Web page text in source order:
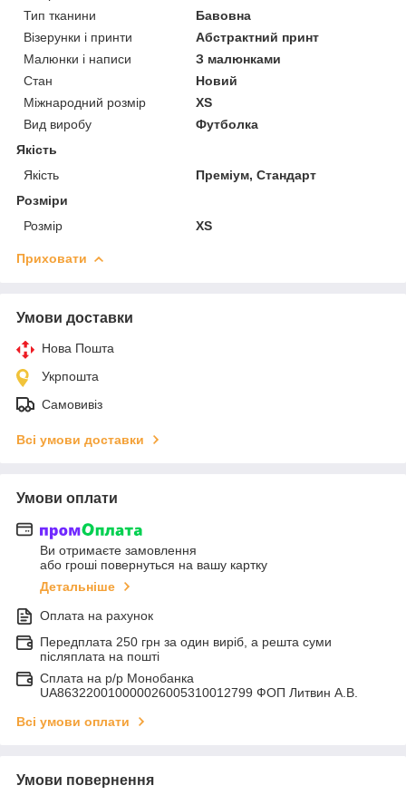
Тип тканини
Бавовна
Візерунки і принти
Абстрактний принт
Малюнки і написи
З малюнками
Стан
Новий
Міжнародний розмір
XS
Вид виробу
Футболка
Якість
Якість
Преміум, Стандарт
Розміри
Розмір
XS
Приховати
Умови доставки
Нова Пошта
Укрпошта
Самовивіз
Всі умови доставки
Умови оплати
Ви отримаєте замовлення
або гроші повернуться на вашу картку
Детальніше
Оплата на рахунок
Передплата 250 грн за один виріб, а решта суми
післяплата на пошті
Сплата на р/р Монобанка
UA863220010000026005310012799 ФОП Литвин А.В.
Всі умови оплати
Умови повернення